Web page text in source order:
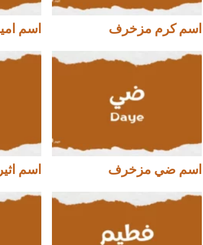
اسم كرم مزخرف اسم
اسم ضي مزخرف اسم